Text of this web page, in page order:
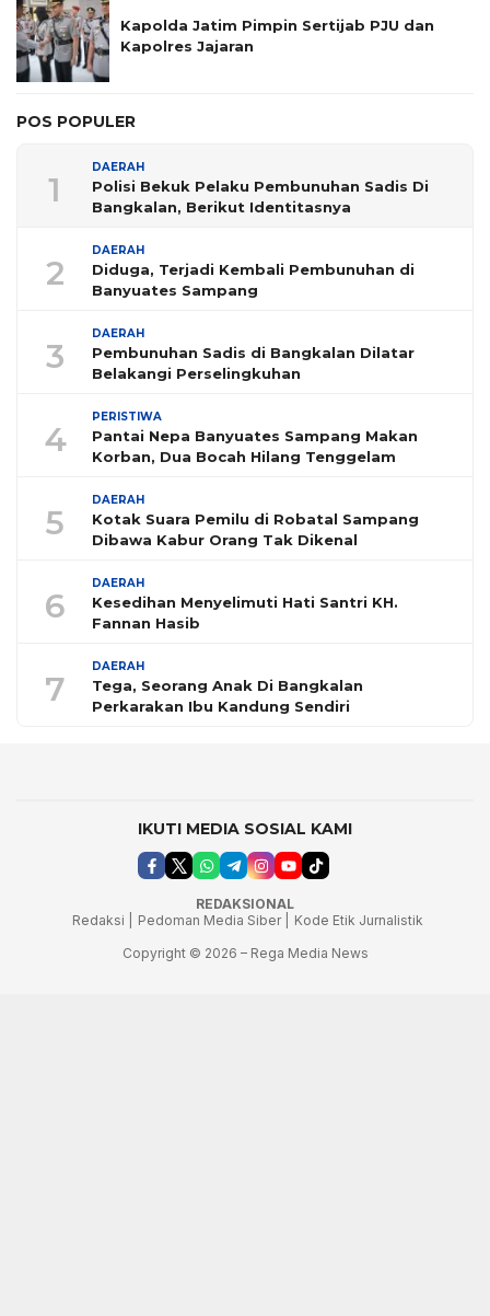
Kapolda Jatim Pimpin Sertijab PJU dan
Kapolres Jajaran
POS POPULER
1
DAERAH
Polisi Bekuk Pelaku Pembunuhan Sadis Di
Bangkalan, Berikut Identitasnya
2
DAERAH
Diduga, Terjadi Kembali Pembunuhan di
Banyuates Sampang
3
DAERAH
Pembunuhan Sadis di Bangkalan Dilatar
Belakangi Perselingkuhan
4
PERISTIWA
Pantai Nepa Banyuates Sampang Makan
Korban, Dua Bocah Hilang Tenggelam
5
DAERAH
Kotak Suara Pemilu di Robatal Sampang
Dibawa Kabur Orang Tak Dikenal
6
DAERAH
Kesedihan Menyelimuti Hati Santri KH.
Fannan Hasib
7
DAERAH
Tega, Seorang Anak Di Bangkalan
Perkarakan Ibu Kandung Sendiri
IKUTI MEDIA SOSIAL KAMI
REDAKSIONAL
Redaksi |
Pedoman Media Siber |
Kode Etik Jurnalistik
Copyright © 2026 – Rega Media News